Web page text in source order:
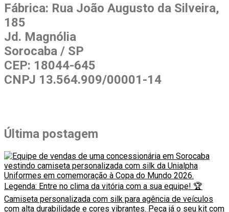
Fábrica: Rua João Augusto da Silveira,
185
Jd. Magnólia
Sorocaba / SP
CEP: 18044-645
CNPJ 13.564.909/00001-14
Última postagem